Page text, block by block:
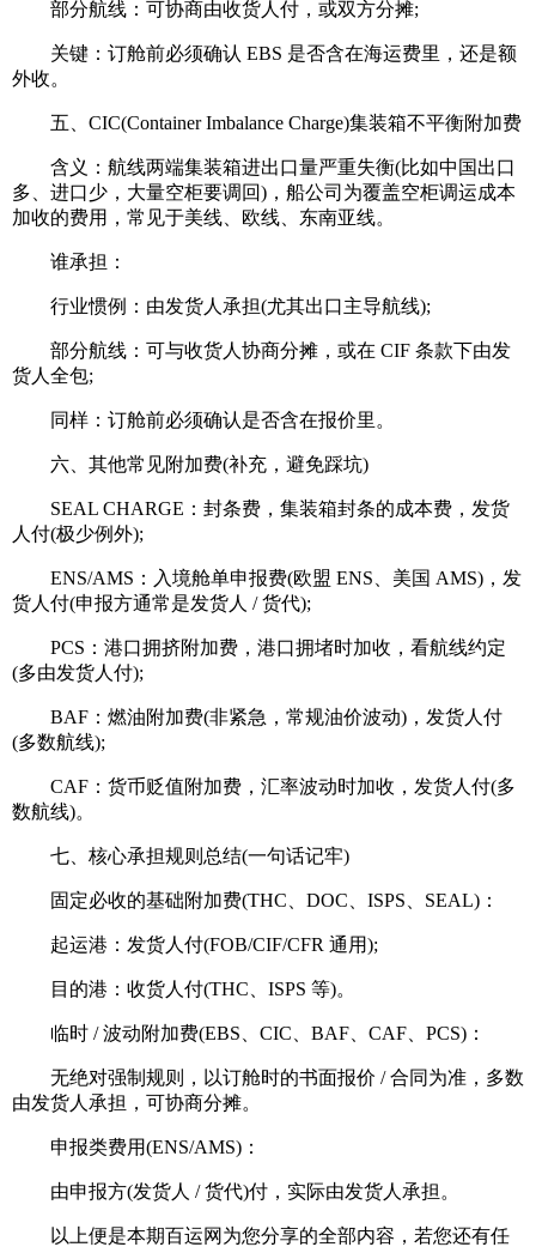
部分航线：可协商由收货人付，或双方分摊;
关键：订舱前必须确认 EBS 是否含在海运费里，还是额
外收。
五、CIC(Container Imbalance Charge)集装箱不平衡附加费
含义：航线两端集装箱进出口量严重失衡(比如中国出口
多、进口少，大量空柜要调回)，船公司为覆盖空柜调运成本
加收的费用，常见于美线、欧线、东南亚线。
谁承担：
行业惯例：由发货人承担(尤其出口主导航线);
部分航线：可与收货人协商分摊，或在 CIF 条款下由发
货人全包;
同样：订舱前必须确认是否含在报价里。
六、其他常见附加费(补充，避免踩坑)
SEAL CHARGE：封条费，集装箱封条的成本费，发货
人付(极少例外);
ENS/AMS：入境舱单申报费(欧盟 ENS、美国 AMS)，发
货人付(申报方通常是发货人 / 货代);
PCS：港口拥挤附加费，港口拥堵时加收，看航线约定
(多由发货人付);
BAF：燃油附加费(非紧急，常规油价波动)，发货人付
(多数航线);
CAF：货币贬值附加费，汇率波动时加收，发货人付(多
数航线)。
七、核心承担规则总结(一句话记牢)
固定必收的基础附加费(THC、DOC、ISPS、SEAL)：
起运港：发货人付(FOB/CIF/CFR 通用);
目的港：收货人付(THC、ISPS 等)。
临时 / 波动附加费(EBS、CIC、BAF、CAF、PCS)：
无绝对强制规则，以订舱时的书面报价 / 合同为准，多数
由发货人承担，可协商分摊。
申报类费用(ENS/AMS)：
由申报方(发货人 / 货代)付，实际由发货人承担。
以上便是本期百运网为您分享的全部内容，若您还有任